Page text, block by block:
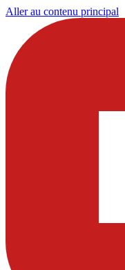
Aller au contenu principal